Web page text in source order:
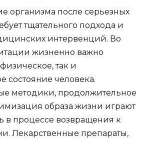
организма после серьезных
тщательного подхода и
интервенций. Во
жизненно важно
так и
состояние человека.
методики, продолжительное
образа жизни играют
в процессе возвращения к
Лекарственные препараты,